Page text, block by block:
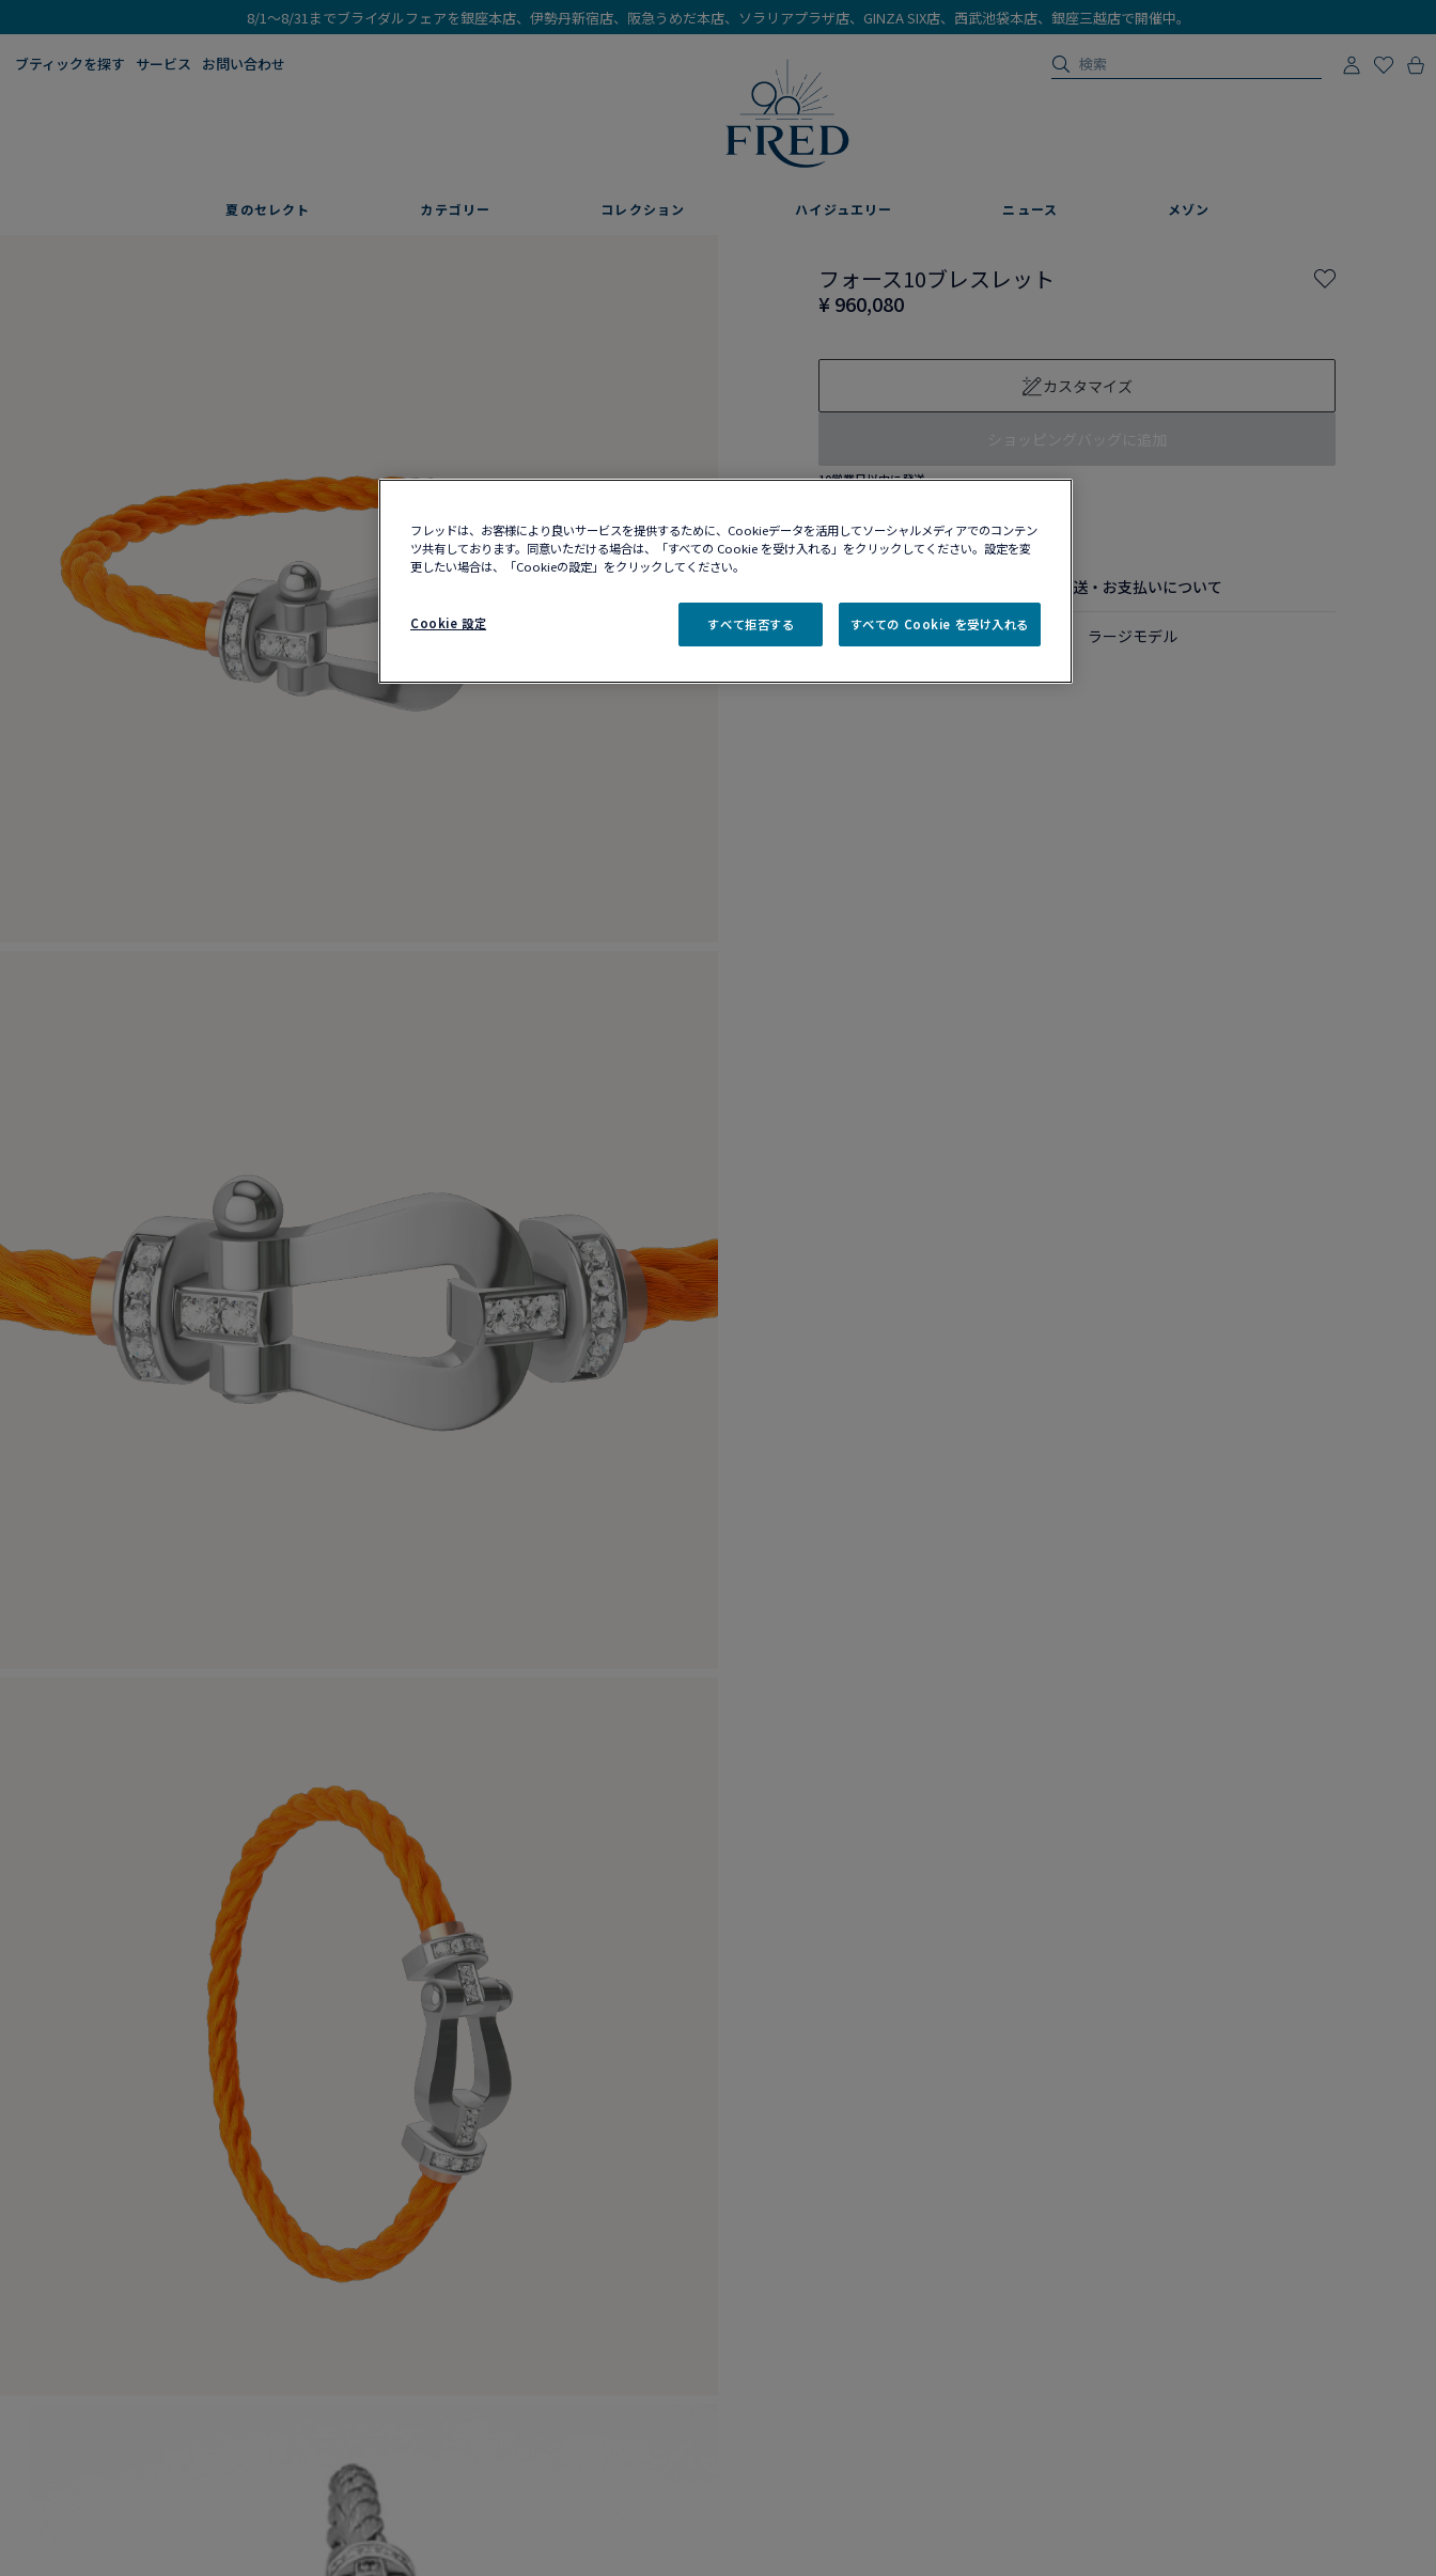
8/1～8/31までブライダルフェアを銀座本店、伊勢丹新宿店、阪急うめだ本店、ソラリアプラザ店、GINZA SIX店、西武池袋本店、銀座三越店で開催中。
ブティックを探す​ サービス お問い合わせ
夏のセレクト カテゴリー コレクション ハイジュエリー ニュース メゾン
フォース10ブレスレット
¥ 960,080
カスタマイズ
10営業日以内に発送
配送・お支払いについて
18K ホワイトゴールド ダイアモンド ラージモデル
フレッドは、お客様により良いサービスを提供するために、Cookieデータを活用してソーシャルメディアでのコンテン
ツ共有しております。同意いただける場合は、「すべての Cookie を受け入れる」をクリックしてください。設定を変
更したい場合は、「Cookieの設定」をクリックしてください。
Cookie 設定 すべて拒否する すべての Cookie を受け入れる